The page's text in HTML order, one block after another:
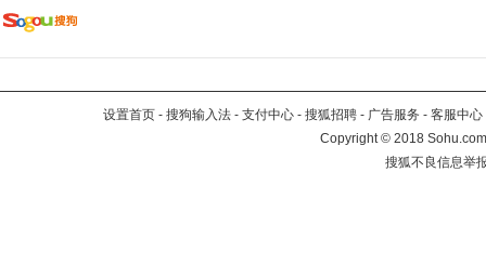
设置首页 - 搜狗输入法 - 支付中心 - 搜狐招聘 - 广告服务 - 客服中心
Copyright©2018
搜狐不良信息举